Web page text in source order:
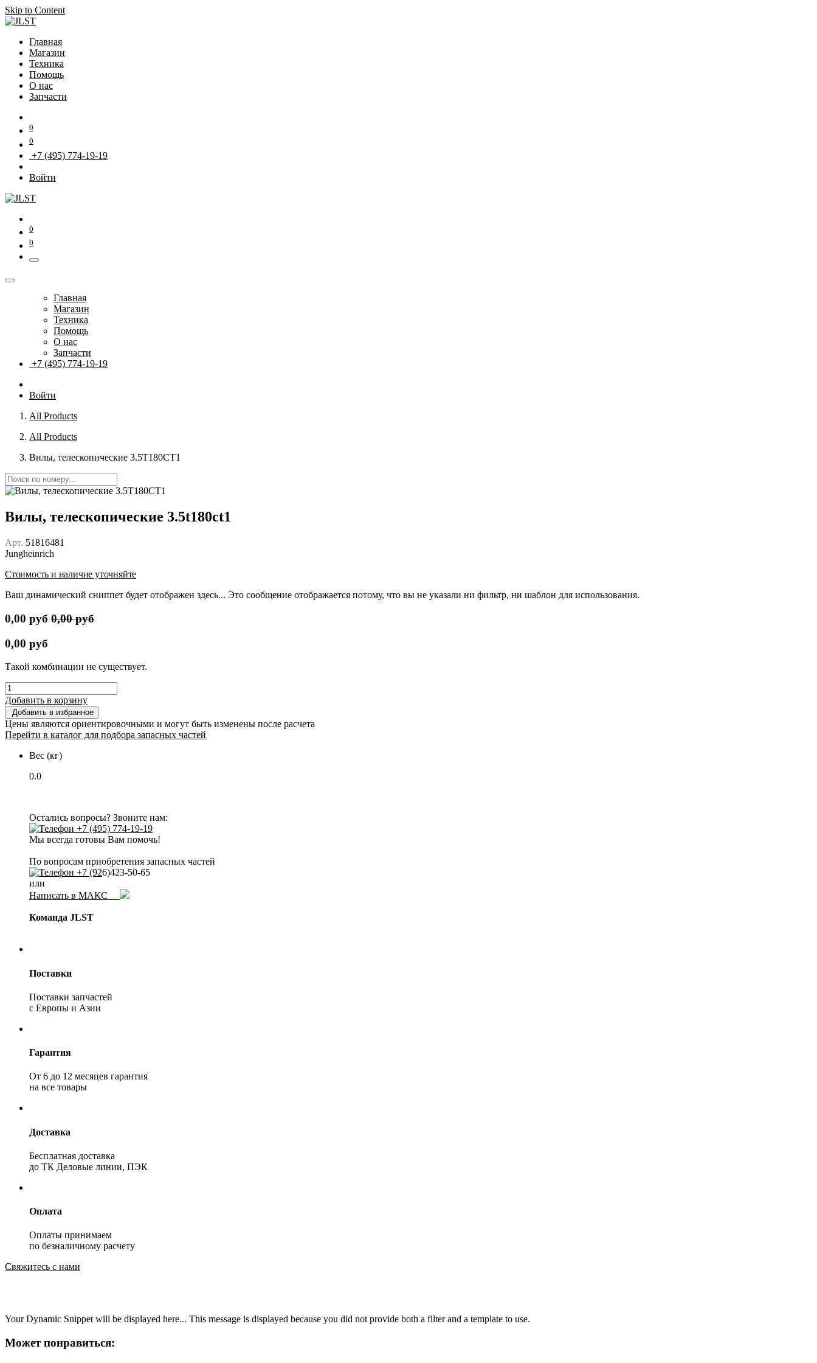
Skip to Content
Главная
Магазин
Техника
Помощь
О нас
Запчасти
0
0
+7 (495) 774-19-19
Войти
0
0
Главная
Магазин
Техника
Помощь
О нас
Запчасти
+7 (495) 774-19-19
Войти
All Products
All Products
Вилы, телескопические 3.5T180CT1
Вилы, телескопические 3.5t180ct1
Арт. 51816481
Jungheinrich
Стоимость и наличие уточняйте
Ваш динамический сниппет будет отображен здесь... Это сообщение отображается потому, что вы не указали ни фильтр, ни шаблон для использования.
0,00 руб 0,00руб
0,00 руб
Такой комбинации не существует.
Добавить в корзину
Добавить в избранное
Цены являются ориентировочными и могут быть изменены после расчета
Перейти в каталог для подбора запасных частей
Вес (кг)
0.0
Остались вопросы? Звоните нам:
+7 (495) 774-19-19
Мы всегда готовы Вам помочь!
По вопросам приобретения запасных частей
+7 (926)423-50-65
или
Написать в МАКС
Команда JLST
Поставки
Поставки запчастей
с Европы и Азии
Гарантия
От 6 до 12 месяцев гарантия
на все товары
Доставка
Бесплатная доставка
до ТК Деловые линии, ПЭК
Оплата
Оплаты принимаем
по безналичному расчету
Свяжитесь с нами
Your Dynamic Snippet will be displayed here... This message is displayed because you did not provide both a filter and a template to use.
Может понравиться: